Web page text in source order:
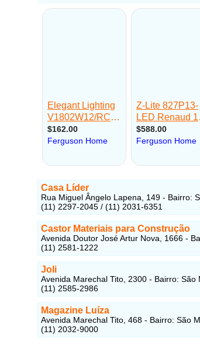
Casa Líder
Rua Miguel Ângelo Lapena, 149 - Bairro:
(11) 2297-2045 / (11) 2031-6351
Castor Materiais para Construção
Avenida Doutor José Artur Nova, 1666 -
(11) 2581-1222
Joli
Avenida Marechal Tito, 2300 - Bairro: São
(11) 2585-2986
Magazine Luíza
Avenida Marechal Tito, 468 - Bairro: São
(11) 2032-9000